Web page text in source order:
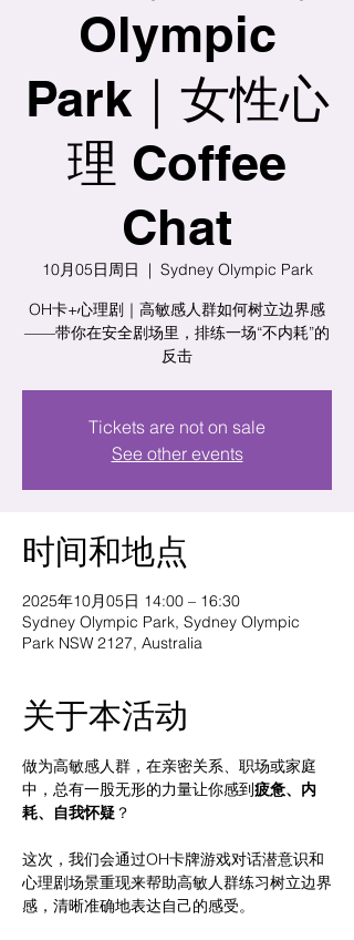
Olympic
Park｜女性心
理 Coffee
Chat
10月05日周日
  |
Sydney Olympic Park
OH卡+心理剧｜高敏感人群如何树立边界感
——带你在安全剧场里，排练一场“不内耗”的
反击
Tickets are not on sale
See other events
时间和地点
2025年10月05日 14:00 – 16:30
Sydney Olympic Park, Sydney Olympic
Park NSW 2127, Australia
关于本活动
做为高敏感人群，在亲密关系、职场或家庭
中，总有一股无形的力量让你感到疲惫、内
耗、自我怀疑 ？
这次，我们会通过OH卡牌游戏对话潜意识和
心理剧场景重现来帮助高敏人群练习树立边界
感，清晰准确地表达自己的感受。